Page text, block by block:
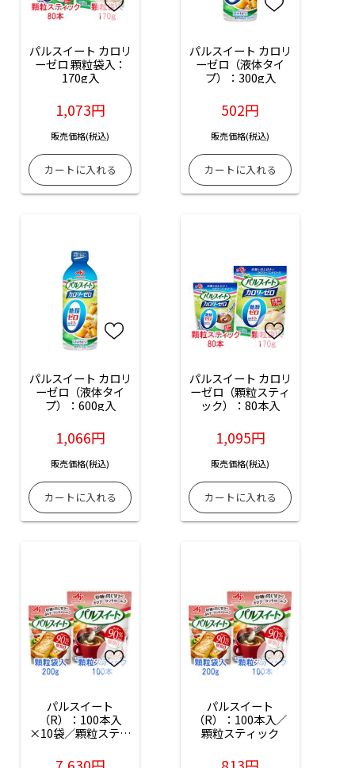
パルスイート カロリ
ーゼロ 顆粒袋入：
170g入
1,073円
販売価格(税込)
パルスイート カロリ
ーゼロ（液体タイ
プ）：300g入
502円
販売価格(税込)
パルスイート カロリ
ーゼロ（液体タイ
プ）：600g入
1,066円
販売価格(税込)
パルスイート カロリ
ーゼロ（顆粒スティ
ック）：80本入
1,095円
販売価格(税込)
パルスイート
（R）：100本入
×10袋／顆粒スティ
パルスイート
（R）：100本入／
顆粒スティック